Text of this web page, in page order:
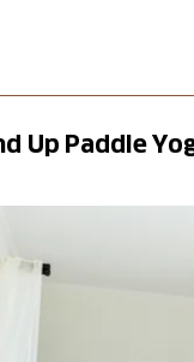
Up Paddle